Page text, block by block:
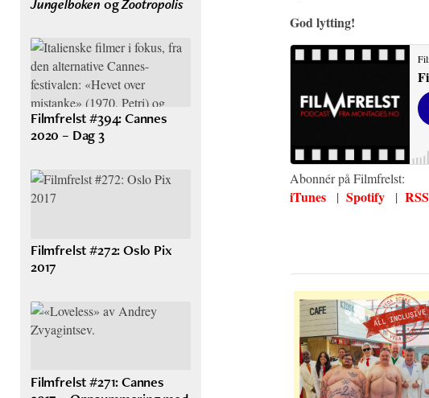
God lytting!
Abonnér på Filmfrelst:
iTunes | Spotify | RSS
Filmfrelst #394: Cannes
2020 – Dag 3
Filmfrelst #272: Oslo Pix
2017
Filmfrelst #271: Cannes